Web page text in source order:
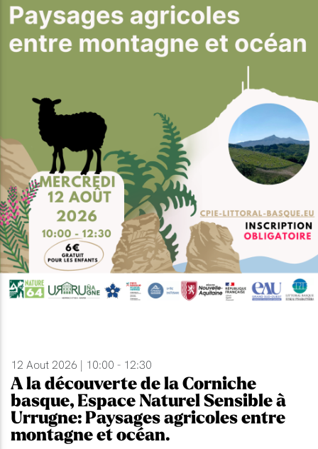
12 Aout 2026 | 10:00 - 12:30
A la découverte de la Corniche
basque, Espace Naturel Sensible à
Urrugne: Paysages agricoles entre
montagne et océan.